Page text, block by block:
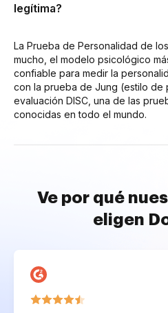
legítima?
La Prueba de Personalidad de
mucho, el modelo psicológico
confiable para medir la
con la prueba de Jung (estilo de
evaluación DISC, una de las
conocidas en todo el mundo.
Ve por qué
eligen